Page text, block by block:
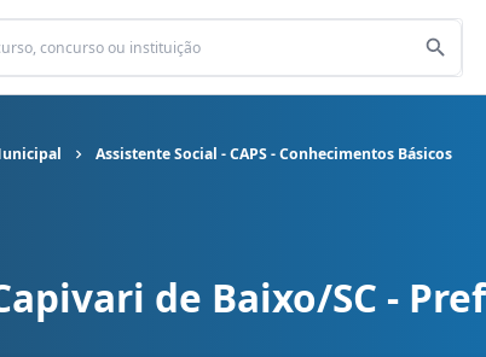
Assistente Social - CAPS - Conhecimentos Básicos
cargo Assistente Social - CAPS - Conhecimentos
de Baixo/SC -